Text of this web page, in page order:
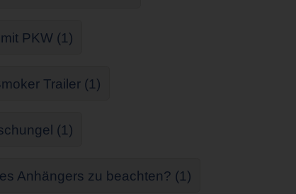
PKW (1)
Trailer (1)
(1)
Anhängers zu beachten? (1)